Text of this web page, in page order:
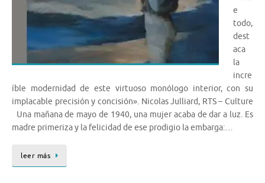
e
todo,
dest
aca
la
incre
íble modernidad de este virtuoso monólogo interior, con su
implacable precisión y concisión». Nicolas Julliard, RTS – Culture
Una mañana de mayo de 1940, una mujer acaba de dar a luz. Es
madre primeriza y la felicidad de ese prodigio la embarga:…
leer más